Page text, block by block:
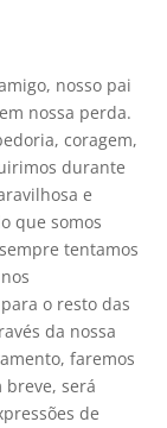
nosso pai
nossa perda.
coragem,
durante
e
que somos
tentamos
o resto das
da nossa
faremos
breve, será
de